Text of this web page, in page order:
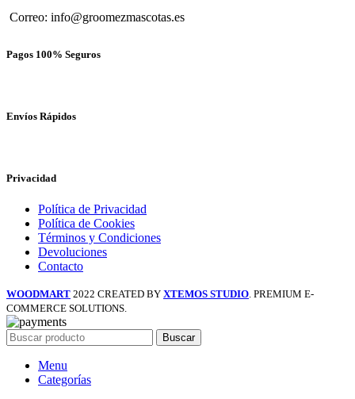
Correo: info@groomezmascotas.es
Pagos 100% Seguros
Envíos Rápidos
Privacidad
Política de Privacidad
Política de Cookies
Términos y Condiciones
Devoluciones
Contacto
WOODMART 2022 CREATED BY XTEMOS STUDIO. PREMIUM E-
COMMERCE SOLUTIONS.
Buscar
Menu
Categorías